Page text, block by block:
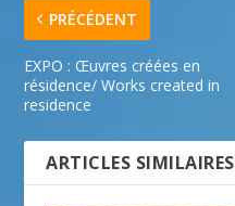
PRÉCÉDENT
EXPO : Œuvres créées en
résidence/ Works created in
residence
ARTICLES SIMILAIRES